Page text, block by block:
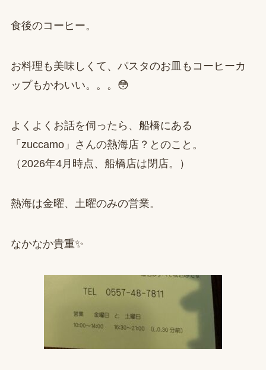
食後のコーヒー。
お料理も美味しくて、パスタのお皿もコーヒーカ
ップもかわいい。。。😳
よくよくお話を伺ったら、船橋にある
「zuccamo」さんの熱海店？とのこと。
（2026年4月時点、船橋店は閉店。）
熱海は金曜、土曜のみの営業。
なかなか貴重✨